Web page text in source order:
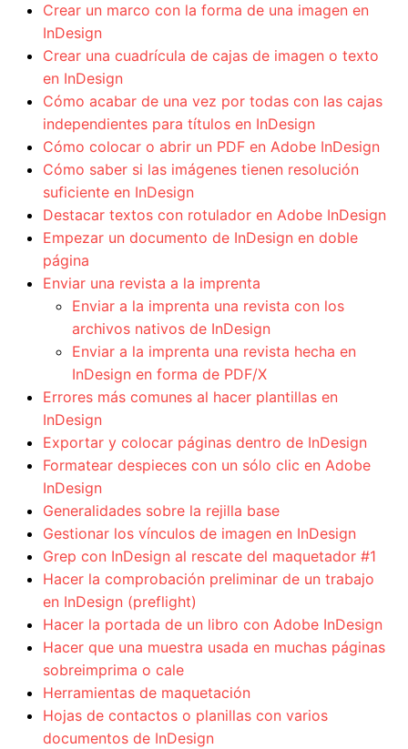
Crear un marco con la forma de una imagen en
InDesign
Crear una cuadrícula de cajas de imagen o texto
en InDesign
Cómo acabar de una vez por todas con las cajas
independientes para títulos en InDesign
Cómo colocar o abrir un PDF en Adobe InDesign
Cómo saber si las imágenes tienen resolución
suficiente en InDesign
Destacar textos con rotulador en Adobe InDesign
Empezar un documento de InDesign en doble
página
Enviar una revista a la imprenta
Enviar a la imprenta una revista con los
archivos nativos de InDesign
Enviar a la imprenta una revista hecha en
InDesign en forma de PDF/X
Errores más comunes al hacer plantillas en
InDesign
Exportar y colocar páginas dentro de InDesign
Formatear despieces con un sólo clic en Adobe
InDesign
Generalidades sobre la rejilla base
Gestionar los vínculos de imagen en InDesign
Grep con InDesign al rescate del maquetador #1
Hacer la comprobación preliminar de un trabajo
en InDesign (preflight)
Hacer la portada de un libro con Adobe InDesign
Hacer que una muestra usada en muchas páginas
sobreimprima o cale
Herramientas de maquetación
Hojas de contactos o planillas con varios
documentos de InDesign